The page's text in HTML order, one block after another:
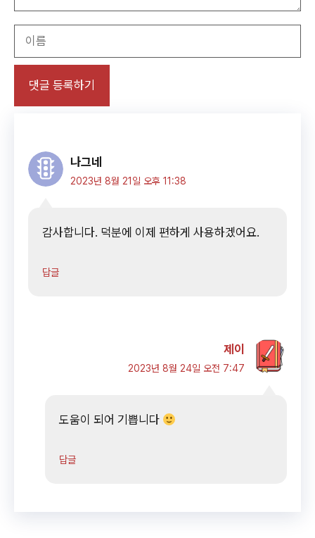
름
나그네
2023년 8월 21일 오후 11:38
감사합니다. 덕분에 이제 편하게 사용하겠어요.
답글
제이
2023년 8월 24일 오전 7:47
도움이 되어 기쁩니다
답글